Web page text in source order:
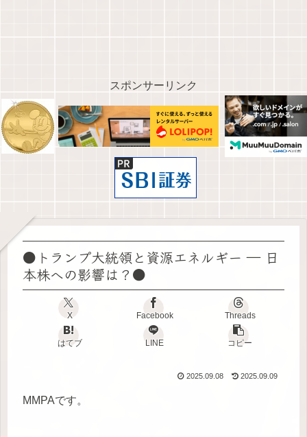
スポンサーリンク
●トランプ大統領と資源エネルギー ― 日
本株への影響は？●
X Facebook Threads
はてブ LINE コピー
2025.09.08 2025.09.09
MMPAです。